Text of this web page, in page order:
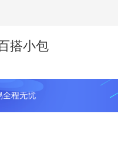
搭小包
全程无忧